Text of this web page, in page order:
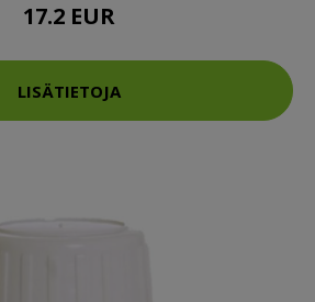
17.2 EUR
LISÄTIETOJA